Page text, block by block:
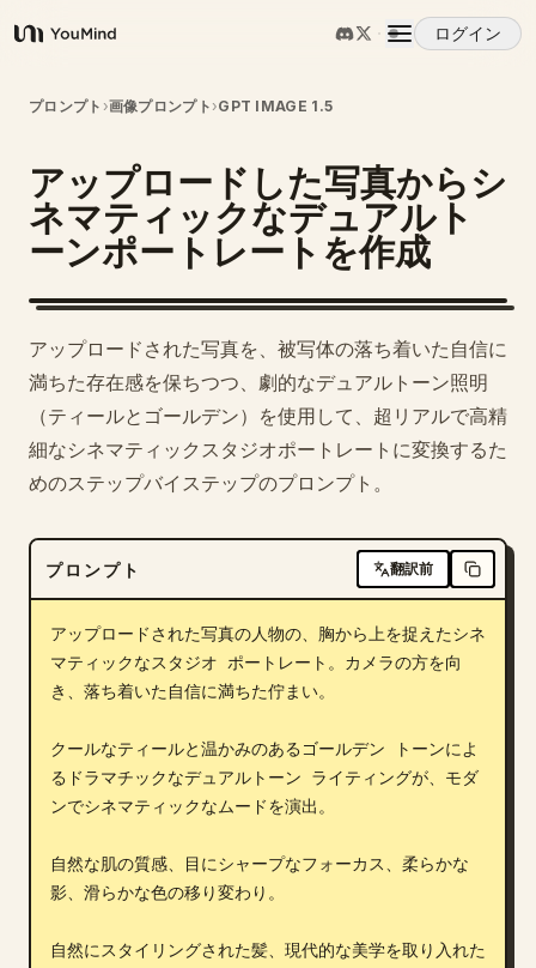
YouMind
ログイン
概要
ユースケース
スキル
プロンプト
料金
ダウンロード
ブログ
更新情報
プロンプト ›画像プロンプト ›GPT IMAGE 1.5
アップロードした写真からシ
ネマティックなデュアルト
ーンポートレートを作成
アップロードされた写真を、被写体の落ち着いた自信に
満ちた存在感を保ちつつ、劇的なデュアルトーン照明
（ティールとゴールデン）を使用して、超リアルで高精
細なシネマティックスタジオポートレートに変換するた
めのステップバイステップのプロンプト。
プロンプト 翻訳前
アップロードされた写真の人物の、胸から上を捉えたシネ
マティックなスタジオ ポートレート。カメラの方を向
き、落ち着いた自信に満ちた佇まい。
クールなティールと温かみのあるゴールデン トーンによ
るドラマチックなデュアルトーン ライティングが、モダ
ンでシネマティックなムードを演出。
自然な肌の質感、目にシャープなフォーカス、柔らかな
影、滑らかな色の移り変わり。
自然にスタイリングされた髪、現代的な美学を取り入れた